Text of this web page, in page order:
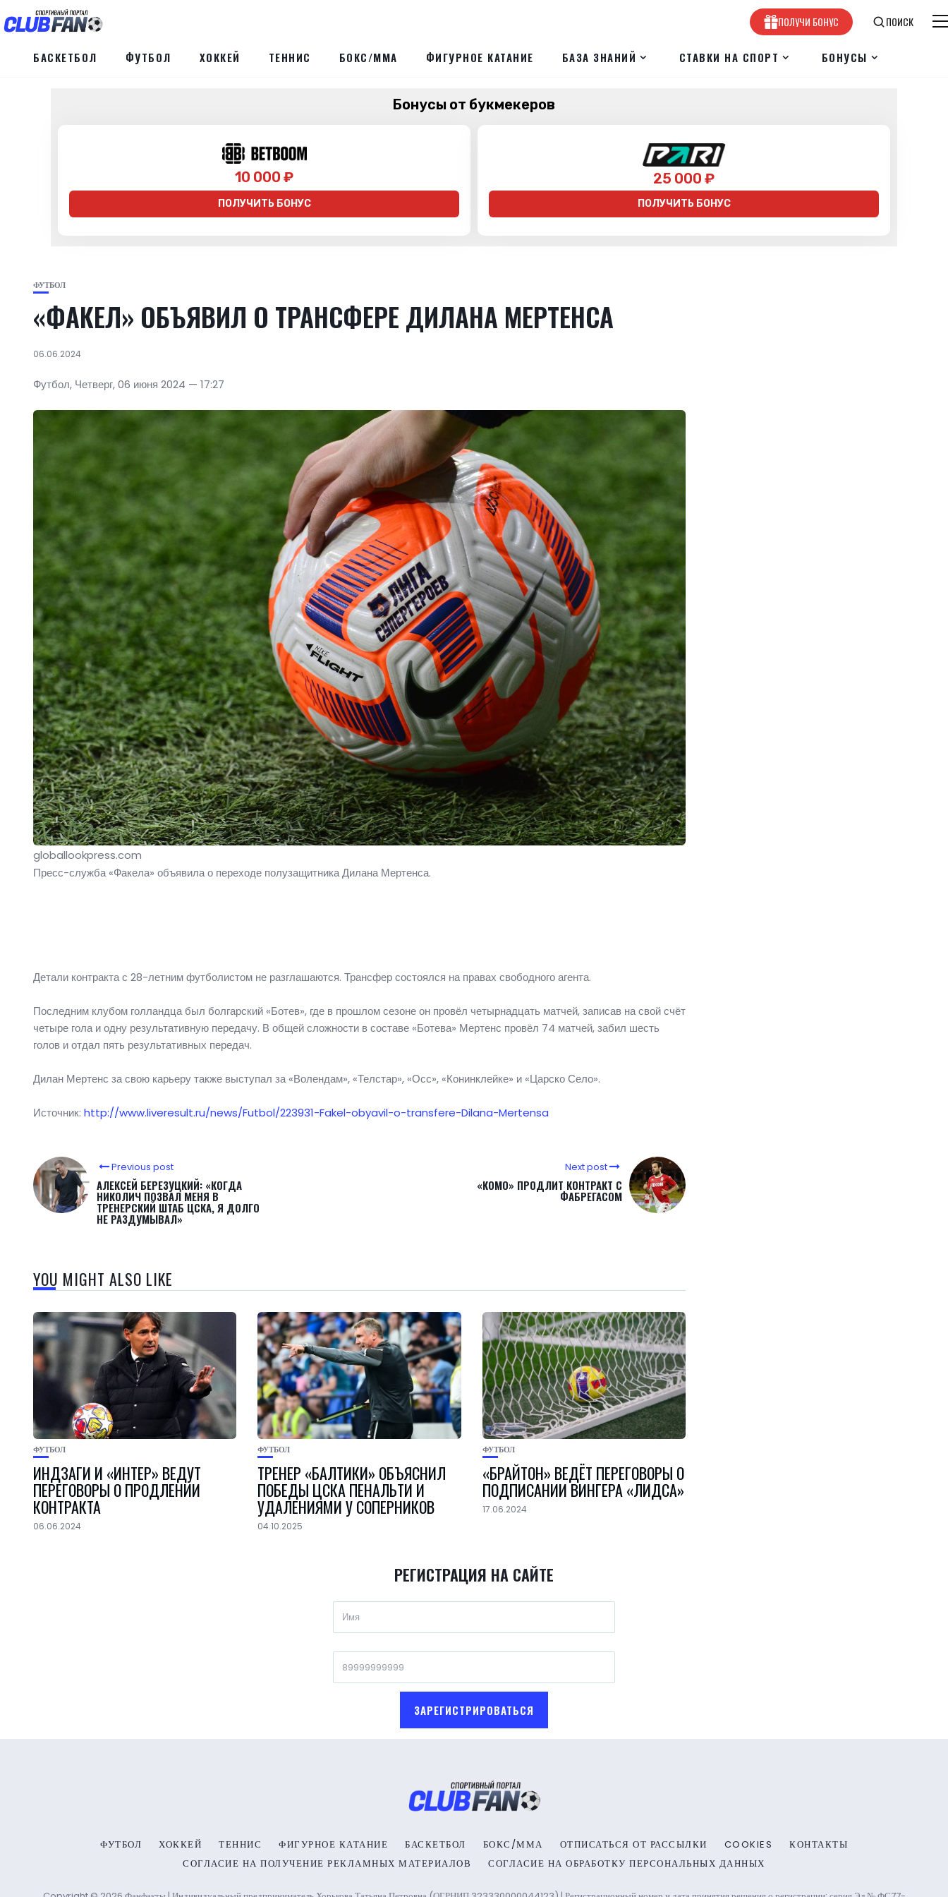
ПОЛУЧИ БОНУС ПОИСК
БАСКЕТБОЛ ФУТБОЛ ХОККЕЙ ТЕННИС БОКС/ММА ФИГУРНОЕ КАТАНИЕ БАЗА ЗНАНИЙ СТАВКИ НА СПОРТ БОНУСЫ
Бонусы от букмекеров
10 000 ₽
ПОЛУЧИТЬ БОНУС
25 000 ₽
ПОЛУЧИТЬ БОНУС
ФУТБОЛ
«ФАКЕЛ» ОБЪЯВИЛ О ТРАНСФЕРЕ ДИЛАНА МЕРТЕНСА
06.06.2024
Футбол, Четверг, 06 июня 2024 — 17:27
globallookpress.com
Пресс-служба «Факела» объявила о переходе полузащитника Дилана Мертенса.
Детали контракта с 28-летним футболистом не разглашаются. Трансфер состоялся на правах свободного агента.
Последним клубом голландца был болгарский «Ботев», где в прошлом сезоне он провёл четырнадцать матчей, записав на свой счёт
четыре гола и одну результативную передачу. В общей сложности в составе «Ботева» Мертенс провёл 74 матчей, забил шесть
голов и отдал пять результативных передач.
Дилан Мертенс за свою карьеру также выступал за «Волендам», «Телстар», «Осс», «Конинклейке» и «Царско Село».
Источник: http://www.liveresult.ru/news/Futbol/223931-Fakel-obyavil-o-transfere-Dilana-Mertensa
Previous post
АЛЕКСЕЙ БЕРЕЗУЦКИЙ: «КОГДА
НИКОЛИЧ ПОЗВАЛ МЕНЯ В
ТРЕНЕРСКИЙ ШТАБ ЦСКА, Я ДОЛГО
НЕ РАЗДУМЫВАЛ»
Next post
«КОМО» ПРОДЛИТ КОНТРАКТ С
ФАБРЕГАСОМ
YOU MIGHT ALSO LIKE
ФУТБОЛ
ИНДЗАГИ И «ИНТЕР» ВЕДУТ
ПЕРЕГОВОРЫ О ПРОДЛЕНИИ
КОНТРАКТА
06.06.2024
ФУТБОЛ
ТРЕНЕР «БАЛТИКИ» ОБЪЯСНИЛ
ПОБЕДЫ ЦСКА ПЕНАЛЬТИ И
УДАЛЕНИЯМИ У СОПЕРНИКОВ
04.10.2025
ФУТБОЛ
«БРАЙТОН» ВЕДЁТ ПЕРЕГОВОРЫ О
ПОДПИСАНИИ ВИНГЕРА «ЛИДСА»
17.06.2024
РЕГИСТРАЦИЯ НА САЙТЕ
ЗАРЕГИСТРИРОВАТЬСЯ
ФУТБОЛ ХОККЕЙ ТЕННИС ФИГУРНОЕ КАТАНИЕ БАСКЕТБОЛ БОКС/ММА ОТПИСАТЬСЯ ОТ РАССЫЛКИ COOKIES
КОНТАКТЫ
СОГЛАСИЕ НА ПОЛУЧЕНИЕ РЕКЛАМНЫХ МАТЕРИАЛОВ
СОГЛАСИЕ НА ОБРАБОТКУ ПЕРСОНАЛЬНЫХ ДАННЫХ